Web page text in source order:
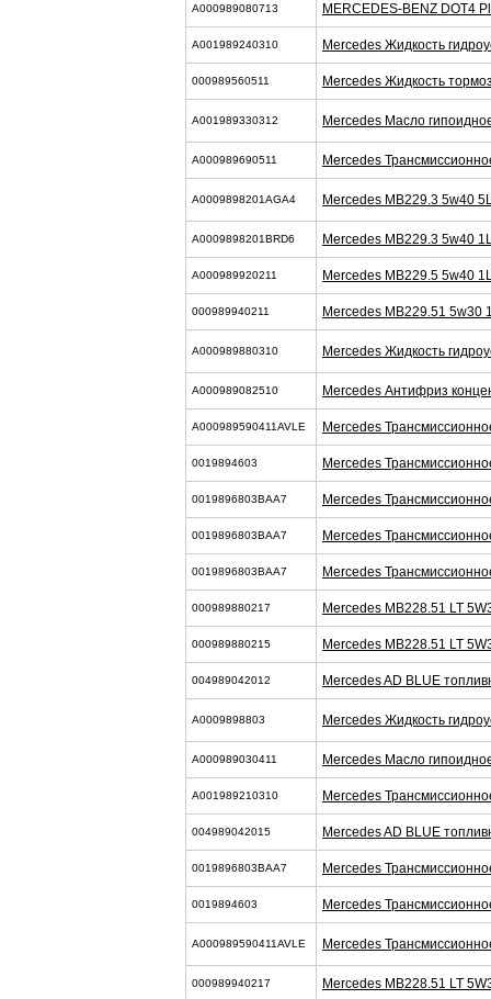
A000989080713 MERCEDES-BENZ DOT4
A001989240310 Mercedes Жидкость
000989560511 Mercedes Жидкость
A001989330312 Mercedes Масло
A000989690511 Mercedes
A0009898201AGA4 Mercedes MB229.3 5w40
A0009898201BRD6 Mercedes MB229.3 5w40
A000989920211 Mercedes MB229.5 5w40
000989940211 Mercedes MB229.51 5w30
A000989880310 Mercedes Жидкость
A000989082510 Mercedes Антифриз
A000989590411AVLE Mercedes
0019894603 Mercedes
0019896803BAA7 Mercedes
0019896803BAA7 Mercedes
0019896803BAA7 Mercedes
000989880217 Mercedes MB228.51 LT
000989880215 Mercedes MB228.51 LT
004989042012 Mercedes AD BLUE
A0009898803 Mercedes Жидкость
A000989030411 Mercedes Масло
A001989210310 Mercedes
004989042015 Mercedes AD BLUE
0019896803BAA7 Mercedes
0019894603 Mercedes
A000989590411AVLE Mercedes
000989940217 Mercedes MB228.51 LT